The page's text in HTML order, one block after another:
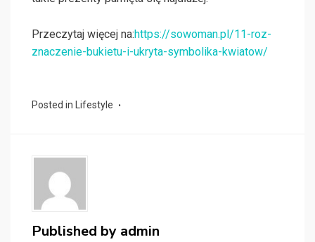
Przeczytaj więcej na:https://sowoman.pl/11-roz-
znaczenie-bukietu-i-ukryta-symbolika-kwiatow/
Posted in Lifestyle
Published by admin